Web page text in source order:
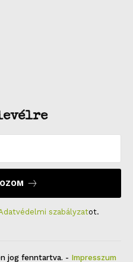
szabályzatot.
jog fenntartva. - Impresszum